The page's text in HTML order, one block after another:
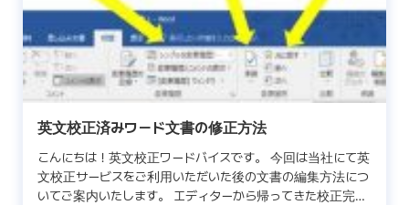
英文校正済みワード文書の修正方法
こんにちは！英文校正ワードバイスです。 今回は当社にて英
文校正サービスをご利用いただいた後の文書の編集方法につ
いてご案内いたします。 エディターから帰ってきた校正完了